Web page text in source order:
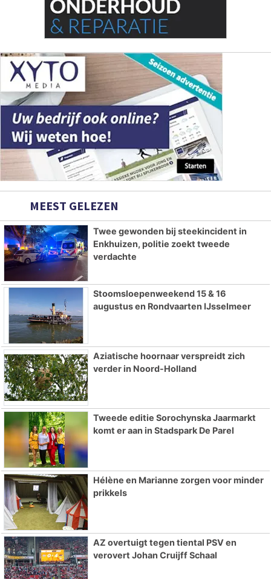
MEEST GELEZEN
Twee gewonden bij steekincident in
Enkhuizen, politie zoekt tweede
verdachte
Stoomsloepenweekend 15 & 16
augustus en Rondvaarten IJsselmeer
Aziatische hoornaar verspreidt zich
verder in Noord-Holland
Tweede editie Sorochynska Jaarmarkt
komt er aan in Stadspark De Parel
Hélène en Marianne zorgen voor minder
prikkels
AZ overtuigt tegen tiental PSV en
verovert Johan Cruijff Schaal